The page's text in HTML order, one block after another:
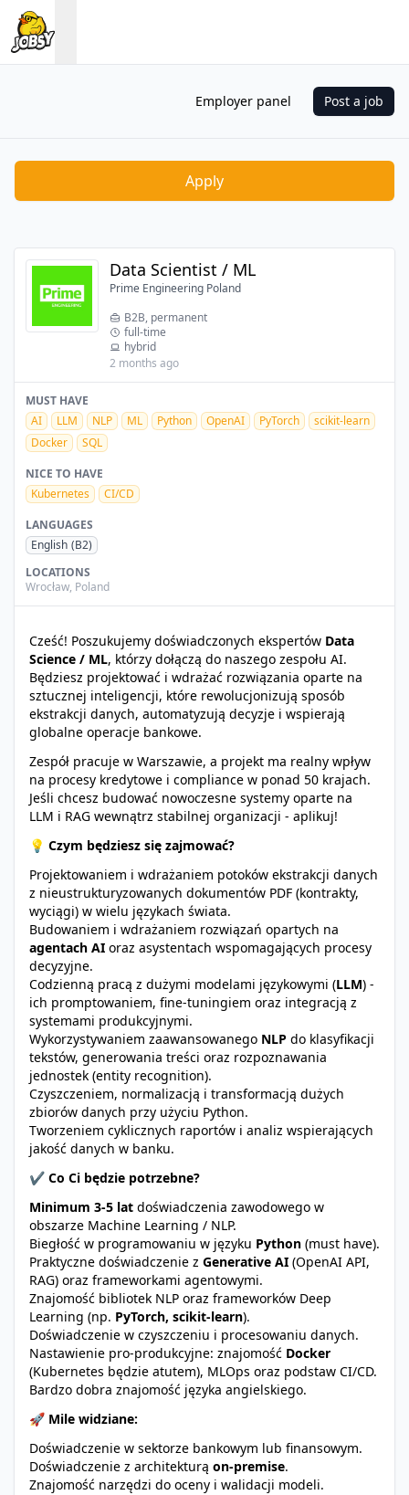
Employer panel Post a job
Data Scientist / ML
Prime Engineering Poland
B2B, permanent
full-time
hybrid
2 months ago
MUST HAVE
AI
LLM NLP ML Python OpenAI PyTorch
scikit-learn
Docker
SQL
NICE TO HAVE
Kubernetes
CI/CD
LANGUAGES
English (B2)
LOCATIONS
Wrocław, Poland
Cześć! Poszukujemy doświadczonych ekspertów Data
Science / ML, którzy dołączą do naszego zespołu AI.
Będziesz projektować i wdrażać rozwiązania oparte na
sztucznej inteligencji, które rewolucjonizują sposób
ekstrakcji danych, automatyzują decyzje i wspierają
globalne operacje bankowe.
Zespół pracuje w Warszawie, a projekt ma realny wpływ
na procesy kredytowe i compliance w ponad 50 krajach.
Jeśli chcesz budować nowoczesne systemy oparte na
LLM i RAG wewnątrz stabilnej organizacji - aplikuj!
💡 Czym będziesz się zajmować?
Projektowaniem i wdrażaniem potoków ekstrakcji danych
z nieustrukturyzowanych dokumentów PDF (kontrakty,
wyciągi) w wielu językach świata.
Budowaniem i wdrażaniem rozwiązań opartych na
agentach AI oraz asystentach wspomagających procesy
decyzyjne.
Codzienną pracą z dużymi modelami językowymi (LLM) -
ich promptowaniem, fine-tuningiem oraz integracją z
systemami produkcyjnymi.
Wykorzystywaniem zaawansowanego NLP do klasyfikacji
tekstów, generowania treści oraz rozpoznawania
jednostek (entity recognition).
Czyszczeniem, normalizacją i transformacją dużych
zbiorów danych przy użyciu Python.
Tworzeniem cyklicznych raportów i analiz wspierających
jakość danych w banku.
✔️ Co Ci będzie potrzebne?
Minimum 3-5 lat doświadczenia zawodowego w
obszarze Machine Learning / NLP.
Biegłość w programowaniu w języku Python (must have).
Praktyczne doświadczenie z Generative AI (OpenAI API,
RAG) oraz frameworkami agentowymi.
Znajomość bibliotek NLP oraz frameworków Deep
Learning (np. PyTorch, scikit-learn).
Doświadczenie w czyszczeniu i procesowaniu danych.
Nastawienie pro-produkcyjne: znajomość Docker
(Kubernetes będzie atutem), MLOps oraz podstaw CI/CD.
Bardzo dobra znajomość języka angielskiego.
🚀 Mile widziane:
Doświadczenie w sektorze bankowym lub finansowym.
Doświadczenie z architekturą on-premise.
Znajomość narzędzi do oceny i walidacji modeli.
Apply